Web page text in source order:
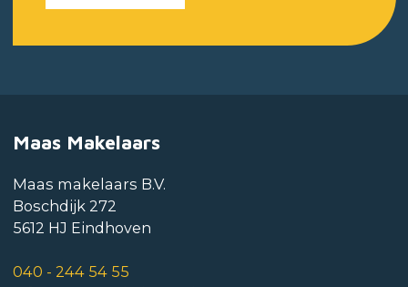
Maas Makelaars
Maas makelaars B.V.
Boschdijk 272
5612 HJ Eindhoven
040 - 244 54 55